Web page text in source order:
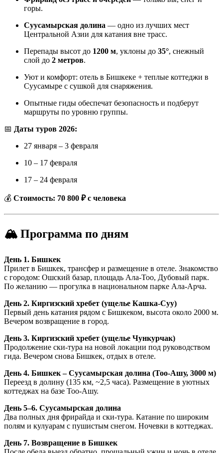
горы.
Суусамырская долина — одно из лучших мест
Центральной Азии для катания вне трасс.
Перепады высот до 1200 м, уклоны до 35°, снежный
слой до 2 метров.
Уют и комфорт: отель в Бишкеке + теплые коттеджи в
Суусамыре с сушкой для снаряжения.
Опытные гиды обеспечат безопасность и подберут
маршруты по уровню группы.
📅 Даты туров 2026:
27 января – 3 февраля
10 – 17 февраля
17 – 24 февраля
💰 Стоимость: 70 800 ₽ с человека
🏔 Программа по дням
День 1. Бишкек
Прилет в Бишкек, трансфер и размещение в отеле. Знакомство
с городом: Ошский базар, площадь Ала-Тоо, Дубовый парк.
По желанию — прогулка в национальном парке Ала-Арча.
День 2. Киргизский хребет (ущелье Кашка-Суу)
Первый день катания рядом с Бишкеком, высота около 2000 м.
Вечером возвращение в город.
День 3. Киргизский хребет (ущелье Чункурчак)
Продолжение ски-тура на новой локации под руководством
гида. Вечером снова Бишкек, отдых в отеле.
День 4. Бишкек – Суусамырская долина (Тоо-Ашу, 3000 м)
Переезд в долину (135 км, ~2,5 часа). Размещение в уютных
коттеджах на базе Тоо-Ашу.
День 5–6. Суусамырская долина
Два полных дня фрирайда и ски-тура. Катание по широким
полям и кулуарам с пушистым снегом. Ночевки в коттеджах.
День 7. Возвращение в Бишкек